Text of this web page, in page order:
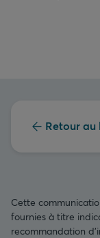
Retour au
Cette
fournies à titre
recommandation